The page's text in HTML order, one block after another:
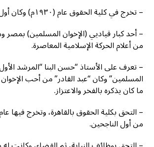
– تخرج في كلية الحقوق عام (١٩٣٠م) وكان أول الناجحين.
– أحد كبار قياديي (الإخوان المسلمين) بمصر
من أعلام الحركة الإسلامية المعاصرة.
– تعرف على الأستاذ “حسن البنا “المرشد
المسلمين” وكان “عبد القادر” من أحب الإخوان
ما كان يذكره بالفخر والاعتزاز.
من أول الناجحين.